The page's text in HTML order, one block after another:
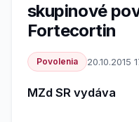
skupinové
Fortecortin
Povolenia 20.10.2015
MZd SR vydáva